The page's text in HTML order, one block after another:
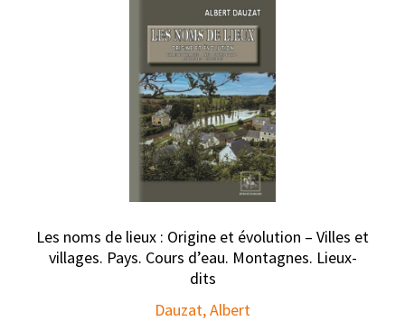
Les noms de lieux : Origine et évolution – Villes et
villages. Pays. Cours d’eau. Montagnes. Lieux-
dits
Dauzat, Albert